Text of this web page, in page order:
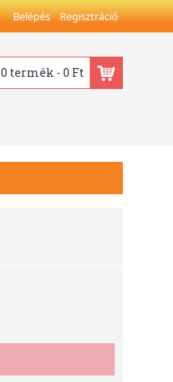
Belépés Regisztráció
0 termék - 0 Ft